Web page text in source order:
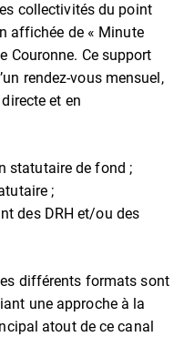
collectivités du point
affichée de « Minute
Couronne. Ce support
rendez-vous mensuel,
et en
statutaire de fond ;
;
des DRH et/ou des
différents formats sont
une approche à la
atout de ce canal